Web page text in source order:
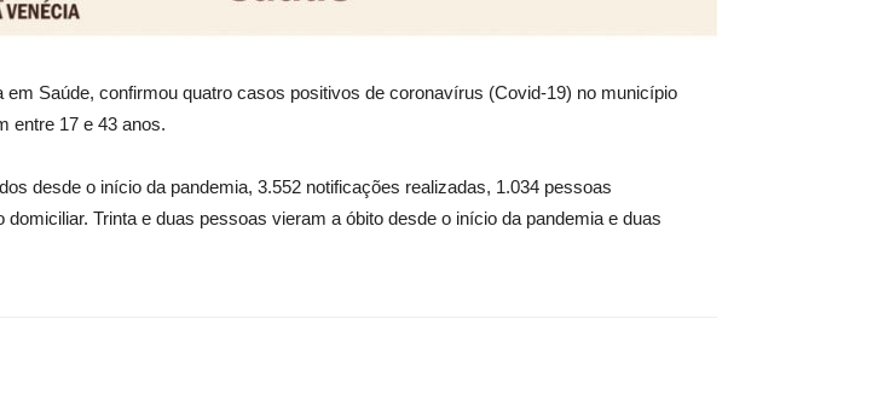
Saúde, confirmou quatro casos positivos de coronavírus (Covid-19) no município
entre 17 e 43 anos.
desde o início da pandemia, 3.552 notificações realizadas, 1.034 pessoas
Trinta e duas pessoas vieram a óbito desde o início da pandemia e duas